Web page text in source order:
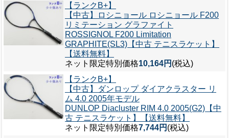
【ランクB+】
【中古】ロシニョール ロシニョール F200
リミテーション グラファイト
ROSSIGNOL F200 Limitation
GRAPHITE(SL3)【中古 テニスラケット】
【送料無料】
ネット限定特別価格10,164円 (税込)
【ランクB+】
【中古】ダンロップ ダイアクラスター リ
ム 4.0 2005年モデル
DUNLOP Diacluster RIM 4.0 2005(G2)【中
古 テニスラケット】【送料無料】
ネット限定特別価格7,744円 (税込)